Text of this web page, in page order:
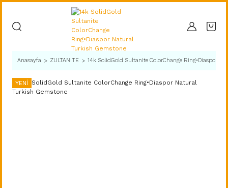
Anasayfa ZULTANİTE 14k SolidGold Sultanite ColorChange Ring•Diaspor
YENİ